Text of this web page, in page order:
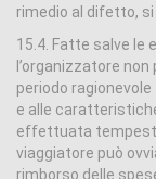
rimedio al difetto, si
15.4. Fatte salve le
l’organizzatore
periodo
e alle
effettuata
viaggiatore può
rimborso delle